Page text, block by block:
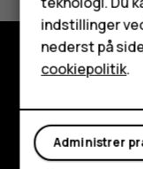
HMD
Tablets
Min konto
Om
Planet and
indstillinger
nederst på
cookiepolitik.
Administrer